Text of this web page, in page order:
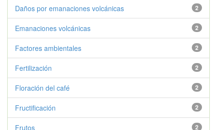
2
Daños por emanaciones volcánicas
2
Emanaciones volcánicas
2
Factores ambientales
2
Fertilización
2
Floración del café
2
Fructificación
2
Frutos